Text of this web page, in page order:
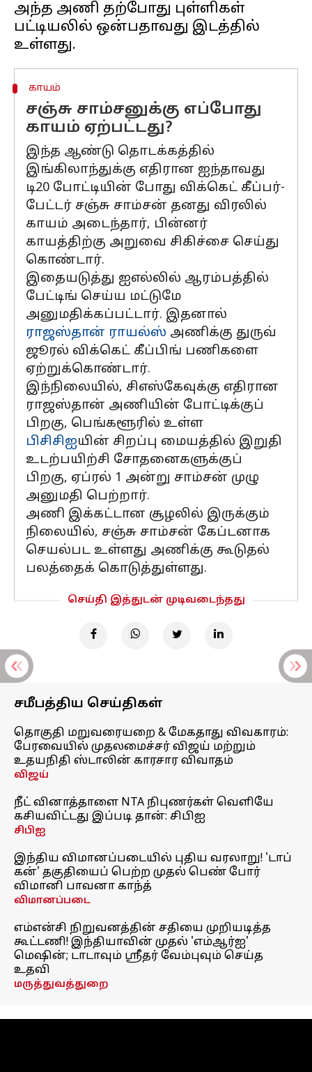
அந்த அணி தற்போது புள்ளிகள்
பட்டியலில் ஒன்பதாவது இடத்தில்
காயம்
சஞ்சு சாம்சனுக்கு எப்போது
காயம் ஏற்பட்டது?
இந்த ஆண்டு தொடக்கத்தில்
இங்கிலாந்துக்கு எதிரான ஐந்தாவது
டி20 போட்டியின் போது விக்கெட் கீப்பர்-
பேட்டர் சஞ்சு சாம்சன் தனது விரலில்
காயம் அடைந்தார், பின்னர்
காயத்திற்கு அறுவை சிகிச்சை செய்து
கொண்டார்.
இதையடுத்து ஐஎல்லில் ஆரம்பத்தில்
பேட்டிங் செய்ய மட்டுமே
அனுமதிக்கப்பட்டார். இதனால்
ராஜஸ்தான் ராயல்ஸ் அணிக்கு துருவ்
ஜூரல் விக்கெட் கீப்பிங் பணிகளை
ஏற்றுக்கொண்டார்.
இந்நிலையில், சிஎஸ்கேவுக்கு எதிரான
ராஜஸ்தான் அணியின் போட்டிக்குப்
பிறகு, பெங்களூரில் உள்ள
பிசிசிஐயின் சிறப்பு மையத்தில் இறுதி
உடற்பயிற்சி சோதனைகளுக்குப்
பிறகு, ஏப்ரல் 1 அன்று சாம்சன் முழு
அனுமதி பெற்றார்.
அணி இக்கட்டான சூழலில் இருக்கும்
நிலையில், சஞ்சு சாம்சன் கேப்டனாக
செயல்பட உள்ளது அணிக்கு கூடுதல்
பலத்தைக் கொடுத்துள்ளது.
செய்தி இத்துடன் முடிவடைந்தது
சமீபத்திய செய்திகள்
தொகுதி மறுவரையறை & மேகதாது விவகாரம்:
பேரவையில் முதலமைச்சர் விஜய் மற்றும்
உதயநிதி ஸ்டாலின் காரசார விவாதம்
விஜய்
நீட் வினாத்தாளை NTA நிபுணர்கள் வெளியே
கசியவிட்டது இப்படி தான்: சிபிஐ
சிபிஐ
இந்திய விமானப்படையில் புதிய வரலாறு! 'டாப்
கன்' தகுதியைப் பெற்ற முதல் பெண் போர்
விமானி பாவனா காந்த்
விமானப்படை
எம்என்சி நிறுவனத்தின் சதியை முறியடித்த
கூட்டணி! இந்தியாவின் முதல் 'எம்ஆர்ஐ'
மெஷின்; டாடாவும் ஸ்ரீதர் வேம்புவும் செய்த
உதவி
மருத்துவத்துறை